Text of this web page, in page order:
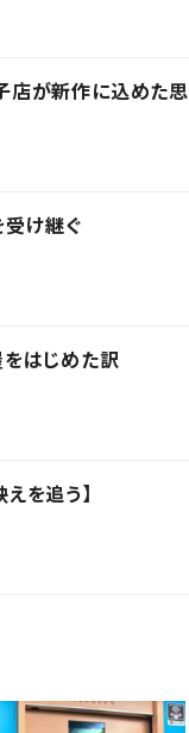
店が新作に込めた思
け継ぐ
はじめた訳
を追う】